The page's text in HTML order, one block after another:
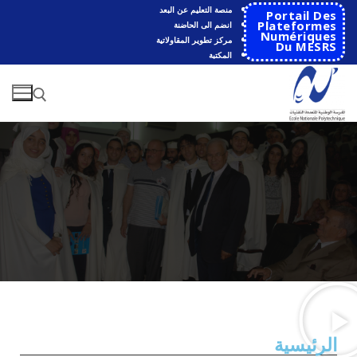
Portail Des
Plateformes
Numériques
Du MESRS
منصة التعليم عن البعد
انضم الى الحاضنة
مركز تطوير المقاولاتية
المكتبة
الرئيسية
المدرسة
الرئيسية